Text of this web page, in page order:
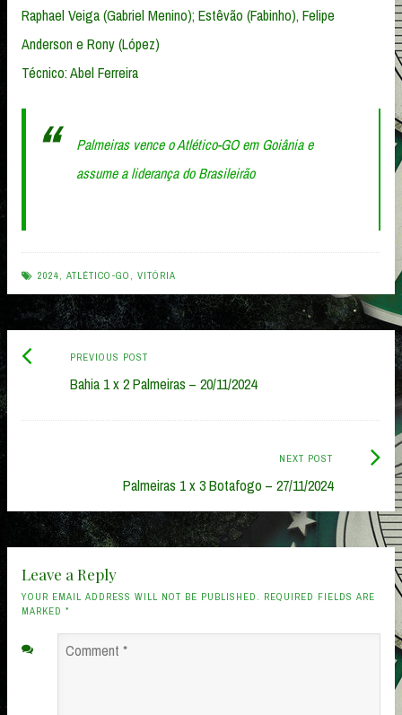
Raphael Veiga (Gabriel Menino); Estêvão (Fabinho), Felipe
Anderson e Rony (López)
Técnico: Abel Ferreira
Palmeiras vence o Atlético-GO em Goiânia e
assume a liderança do Brasileirão
2024, ATLÉTICO-GO , VITÓRIA
Post
navigation
PREVIOUS POSTPrevious
post:
Bahia 1 x 2 Palmeiras – 20/11/2024
NEXT POST
Palmeiras 1 x 3 Botafogo – 27/11/2024
Next
Leave a Reply
YOUR EMAIL ADDRESS WILL NOT BE PUBLISHED. REQUIRED FIELDS ARE
MARKED *
Comment